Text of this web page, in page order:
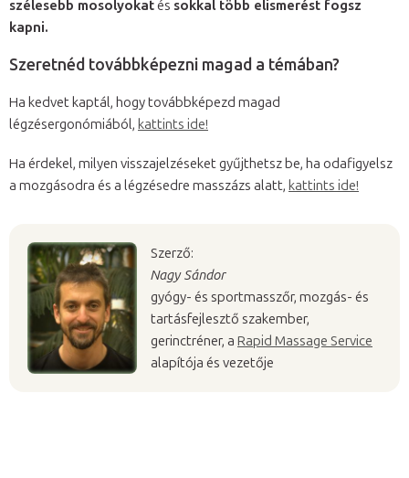
szélesebb mosolyokatés sokkal több elismerést fogsz
kapni.
Szeretnéd továbbképezni magad a témában?
Ha kedvet kaptál, hogy továbbképezd magad
légzésergonómiából, kattints ide!
Ha érdekel, milyen visszajelzéseket gyűjthetsz be, ha odafigyelsz
a mozgásodra és a légzésedre masszázs alatt, kattints ide!
Szerző:
Nagy Sándor
gyógy- és sportmasszőr, mozgás- és
tartásfejlesztő szakember,
gerinctréner, a Rapid Massage Service
alapítója és vezetője